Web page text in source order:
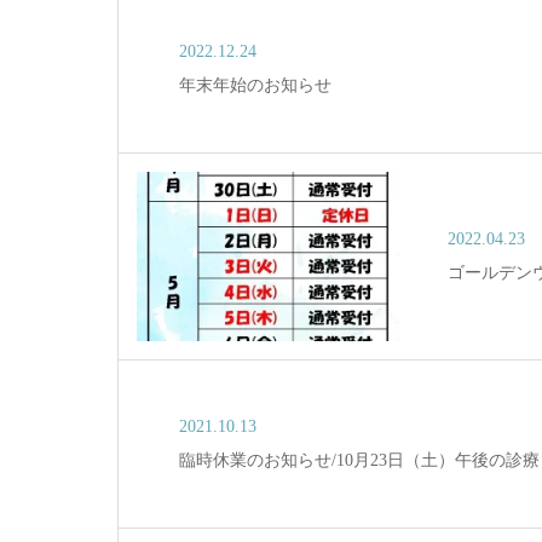
2022.12.24
年末年始のお知らせ
2022.04.23
ゴールデン
2021.10.13
臨時休業のお知らせ/10月23日（土）午後の診療